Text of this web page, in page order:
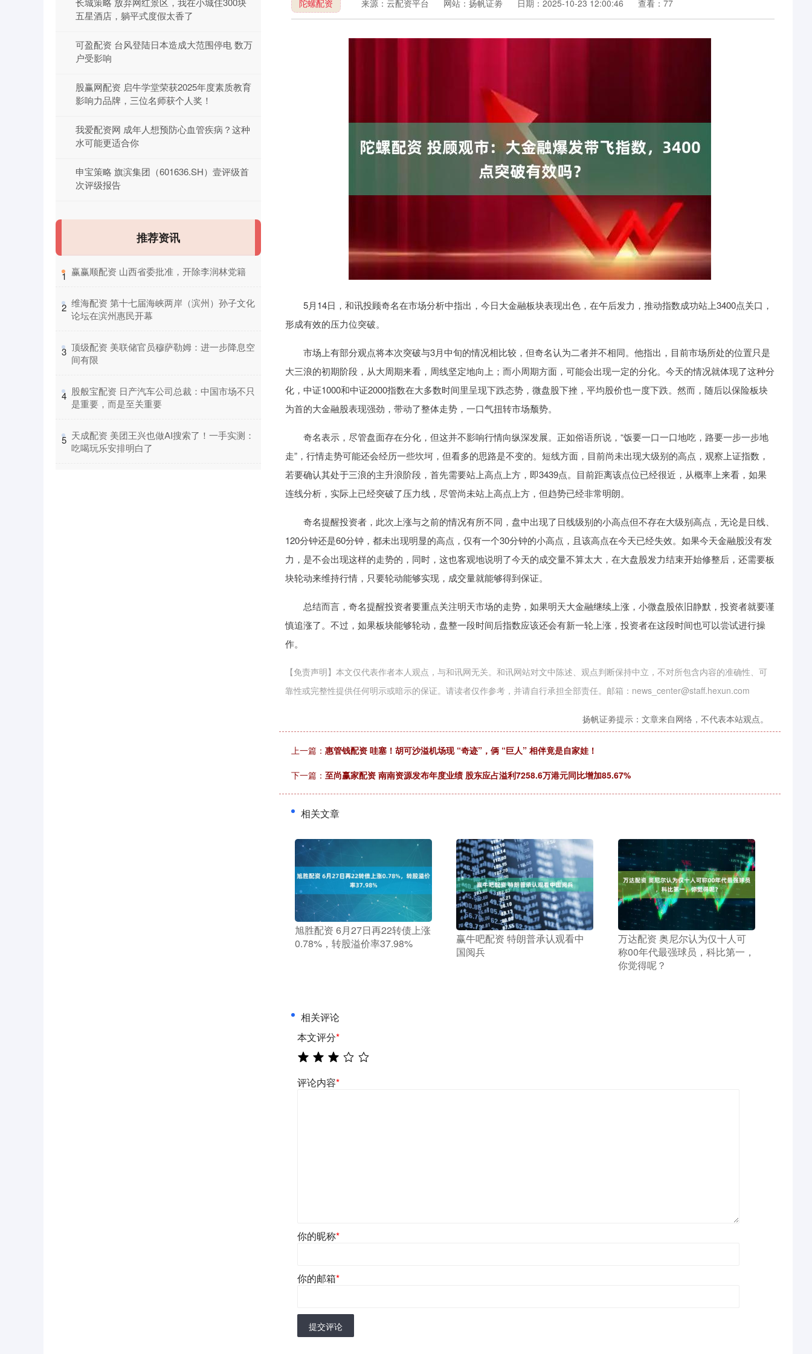
陀螺配资 来源：云配资平台 网站：扬帆证劵 日期：2025-10-23 12:00:46 查看：77
5月14日，和讯投顾奇名在市场分析中指出，今日大金融板块表现出色，在午后发力，推动指数成功站上3400点关口，
形成有效的压力位突破。
市场上有部分观点将本次突破与3月中旬的情况相比较，但奇名认为二者并不相同。他指出，目前市场所处的位置只是
大三浪的初期阶段，从大周期来看，周线坚定地向上；而小周期方面，可能会出现一定的分化。今天的情况就体现了这种分
化，中证1000和中证2000指数在大多数时间里呈现下跌态势，微盘股下挫，平均股价也一度下跌。然而，随后以保险板块
为首的大金融股表现强劲，带动了整体走势，一口气扭转市场颓势。
奇名表示，尽管盘面存在分化，但这并不影响行情向纵深发展。正如俗语所说，“饭要一口一口地吃，路要一步一步地
走”，行情走势可能还会经历一些坎坷，但看多的思路是不变的。短线方面，目前尚未出现大级别的高点，观察上证指数，
若要确认其处于三浪的主升浪阶段，首先需要站上高点上方，即3439点。目前距离该点位已经很近，从概率上来看，如果
连线分析，实际上已经突破了压力线，尽管尚未站上高点上方，但趋势已经非常明朗。
奇名提醒投资者，此次上涨与之前的情况有所不同，盘中出现了日线级别的小高点但不存在大级别高点，无论是日线、
120分钟还是60分钟，都未出现明显的高点，仅有一个30分钟的小高点，且该高点在今天已经失效。如果今天金融股没有发
力，是不会出现这样的走势的，同时，这也客观地说明了今天的成交量不算太大，在大盘股发力结束开始修整后，还需要板
块轮动来维持行情，只要轮动能够实现，成交量就能够得到保证。
总结而言，奇名提醒投资者要重点关注明天市场的走势，如果明天大金融继续上涨，小微盘股依旧静默，投资者就要谨
慎追涨了。不过，如果板块能够轮动，盘整一段时间后指数应该还会有新一轮上涨，投资者在这段时间也可以尝试进行操
作。
【免责声明】本文仅代表作者本人观点，与和讯网无关。和讯网站对文中陈述、观点判断保持中立，不对所包含内容的准确性、可
靠性或完整性提供任何明示或暗示的保证。请读者仅作参考，并请自行承担全部责任。邮箱：news_center@staff.hexun.com
扬帆证劵提示：文章来自网络，不代表本站观点。
上一篇： 惠管钱配资 哇塞！胡可沙溢机场现 “奇迹”，俩 “巨人” 相伴竟是自家娃！
下一篇： 至尚赢家配资 南南资源发布年度业绩 股东应占溢利7258.6万港元同比增加85.67%
相关文章
​旭胜配资 6月27日再22转债上涨
0.78%，转股溢价率37.98%
​赢牛吧配资 特朗普承认观看中
国阅兵
​万达配资 奥尼尔认为仅十人可
称00年代最强球员，科比第一，
你觉得呢？
相关评论
本文评分*
评论内容*
你的昵称*
你的邮箱*
提交评论
五星酒店，躺平式度假太香了
可盈配资 台风登陆日本造成大范围停电 数万
户受影响
股赢网配资 启牛学堂荣获2025年度素质教育
影响力品牌，三位名师获个人奖！
我爱配资网 成年人想预防心血管疾病？这种
水可能更适合你
申宝策略 旗滨集团（601636.SH）壹评级首
次评级报告
推荐资讯
1 ​赢赢顺配资 山西省委批准，开除李润林党籍
2 ​维海配资 第十七届海峡两岸（滨州）孙子文化
论坛在滨州惠民开幕
3 ​顶级配资 美联储官员穆萨勒姆：进一步降息空
间有限
4 ​股般宝配资 日产汽车公司总裁：中国市场不只
是重要，而是至关重要
5 ​天成配资 美团王兴也做AI搜索了！一手实测：
吃喝玩乐安排明白了